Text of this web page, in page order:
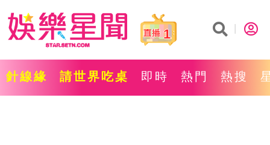
1
針線緣 請世界吃桌 即時 熱門 熱搜